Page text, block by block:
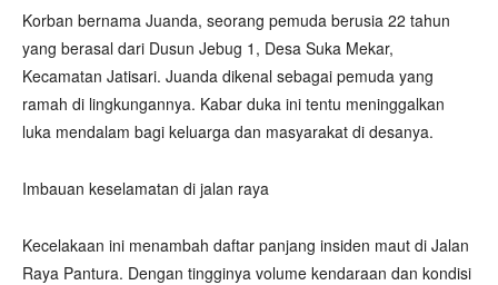
Korban bernama Juanda, seorang pemuda berusia 22 tahun
yang berasal dari Dusun Jebug 1, Desa Suka Mekar,
Kecamatan Jatisari. Juanda dikenal sebagai pemuda yang
ramah di lingkungannya. Kabar duka ini tentu meninggalkan
luka mendalam bagi keluarga dan masyarakat di desanya.
Imbauan keselamatan di jalan raya
Kecelakaan ini menambah daftar panjang insiden maut di Jalan
Raya Pantura. Dengan tingginya volume kendaraan dan kondisi